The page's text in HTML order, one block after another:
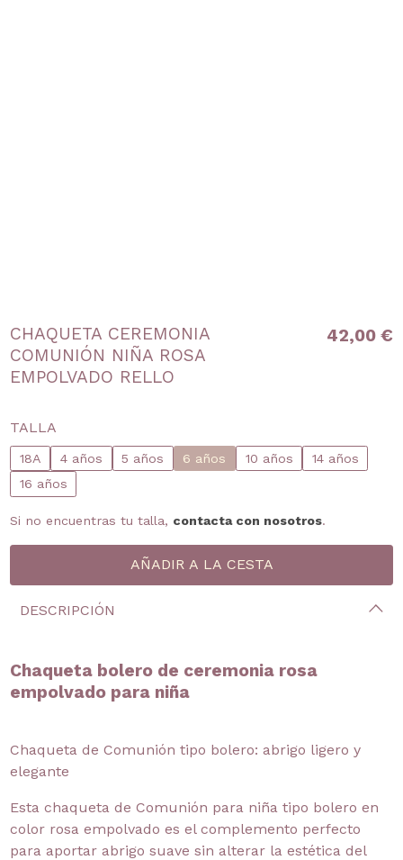
CHAQUETA CEREMONIA
COMUNIÓN NIÑA ROSA
EMPOLVADO RELLO
42,00 €
TALLA
18A 4 años 5 años 6 años 10 años
14 años
16 años
Si no encuentras tu talla, contacta con nosotros.
DESCRIPCIÓN
Chaqueta bolero de ceremonia rosa
empolvado para niña
Chaqueta de Comunión tipo bolero: abrigo ligero y
elegante
Esta chaqueta de Comunión para niña tipo bolero en
color rosa empolvado es el complemento perfecto
para aportar abrigo suave sin alterar la estética del